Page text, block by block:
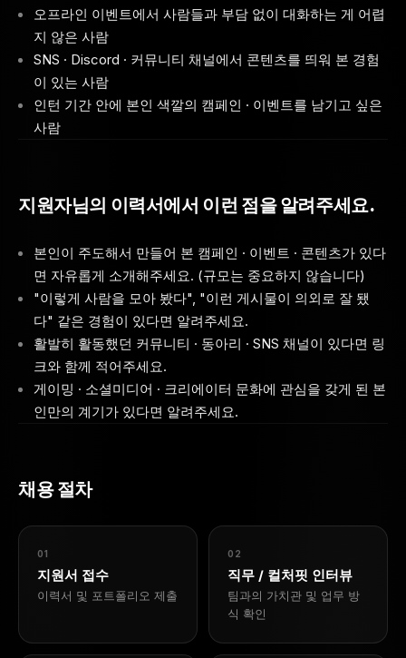
오프라인 이벤트에서 사람들과 부담 없이 대화하는 게 어렵
지 않은 사람
SNS · Discord · 커뮤니티 채널에서 콘텐츠를 띄워 본 경험
이 있는 사람
인턴 기간 안에 본인 색깔의 캠페인 · 이벤트를 남기고 싶은
사람
지원자님의 이력서에서 이런 점을 알려주세요.
본인이 주도해서 만들어 본 캠페인 · 이벤트 · 콘텐츠가 있다
면 자유롭게 소개해주세요. (규모는 중요하지 않습니다)
"이렇게 사람을 모아 봤다", "이런 게시물이 의외로 잘 됐
다" 같은 경험이 있다면 알려주세요.
활발히 활동했던 커뮤니티 · 동아리 · SNS 채널이 있다면 링
크와 함께 적어주세요.
게이밍 · 소셜미디어 · 크리에이터 문화에 관심을 갖게 된 본
인만의 계기가 있다면 알려주세요.
채용 절차
01
지원서 접수
이력서 및 포트폴리오 제출
02
직무 / 컬처핏 인터뷰
팀과의 가치관 및 업무 방
식 확인